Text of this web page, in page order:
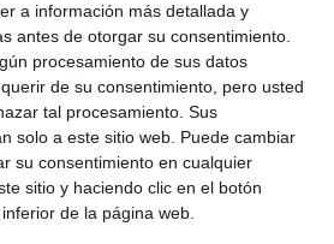
a información más detallada y
antes de otorgar su consentimiento.
procesamiento de sus datos
de su consentimiento, pero usted
tal procesamiento. Sus
solo a este sitio web. Puede cambiar
su consentimiento en cualquier
sitio y haciendo clic en el botón
de la página web.
Manuel España acogió
‘Orgasmos, la
Roja’, un musical de
que lleva al público a un
esperanzador